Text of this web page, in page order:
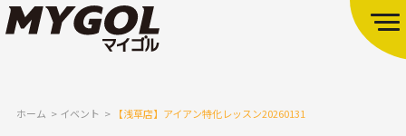
ホーム イベント 【浅草店】アイアン特化レッスン20260131